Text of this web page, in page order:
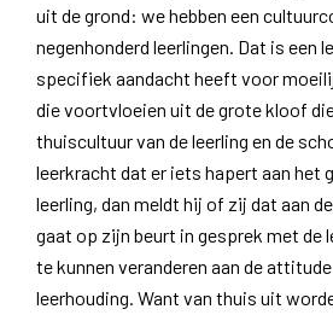
uit de grond: we hebben een
negenhonderd leerlingen. Dat is een
specifiek aandacht heeft voor
die voortvloeien uit de grote kloof
thuiscultuur van de leerling en de
leerkracht dat er iets hapert aan het
leerling, dan meldt hij of zij dat aan
gaat op zijn beurt in gesprek met de
te kunnen veranderen aan de
leerhouding. Want van thuis uit